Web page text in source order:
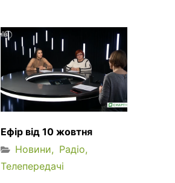
Ефір від 10 жовтня
Новини
Радіо
Телепередачі